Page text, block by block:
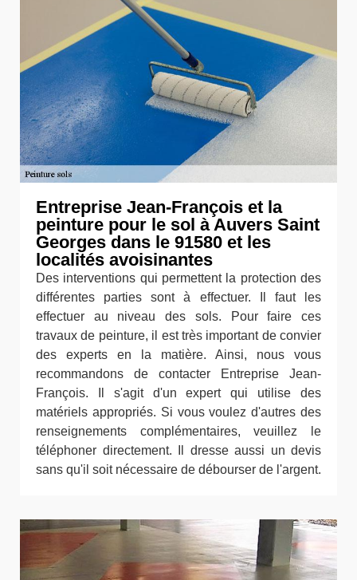
Entreprise Jean-François et la
peinture pour le sol à Auvers Saint
Georges dans le 91580 et les
localités avoisinantes
Des interventions qui permettent la protection des
différentes parties sont à effectuer. Il faut les
effectuer au niveau des sols. Pour faire ces
travaux de peinture, il est très important de convier
des experts en la matière. Ainsi, nous vous
recommandons de contacter Entreprise Jean-
François. Il s'agit d'un expert qui utilise des
matériels appropriés. Si vous voulez d'autres des
renseignements complémentaires, veuillez le
téléphoner directement. Il dresse aussi un devis
sans qu'il soit nécessaire de débourser de l'argent.